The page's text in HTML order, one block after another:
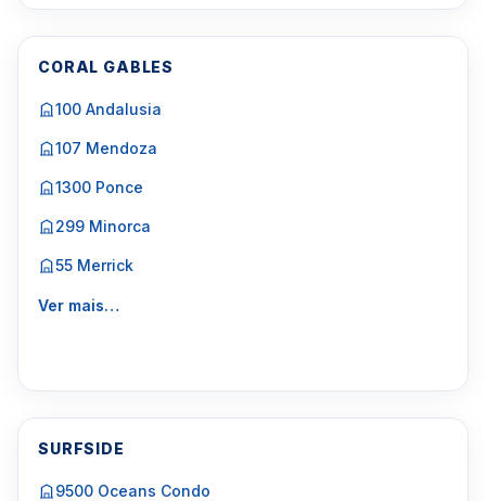
CORAL GABLES
100 Andalusia
107 Mendoza
1300 Ponce
299 Minorca
55 Merrick
Ver mais…
SURFSIDE
9500 Oceans Condo